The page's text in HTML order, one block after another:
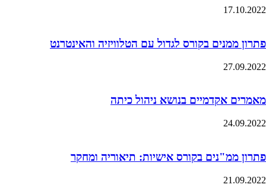
17.10.2022
פתרון ממנים בקורס לגדול עם הטלוויזיה והאינטרנט
27.09.2022
מאמרים אקדמיים בנושא ניהול כיתה
24.09.2022
פתרון ממ"נים בקורס אישיות: תיאוריה ומחקר
21.09.2022